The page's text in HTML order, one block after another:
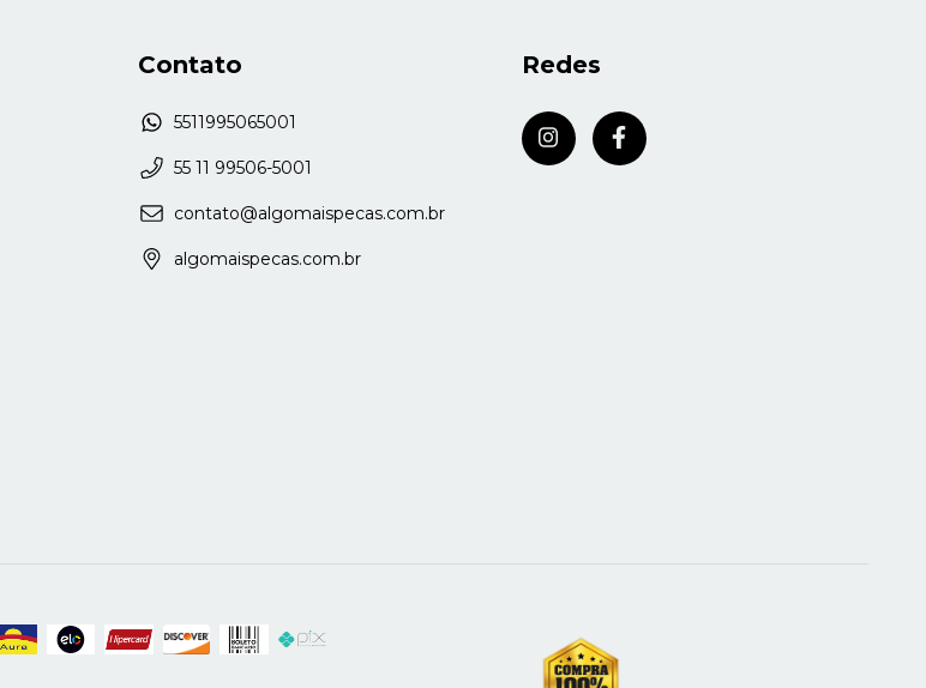
Contato
5511995065001
55 11 99506-5001
contato@algomaispecas.com.br
algomaispecas.com.br
Redes